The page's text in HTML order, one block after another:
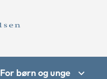
For børn og unge